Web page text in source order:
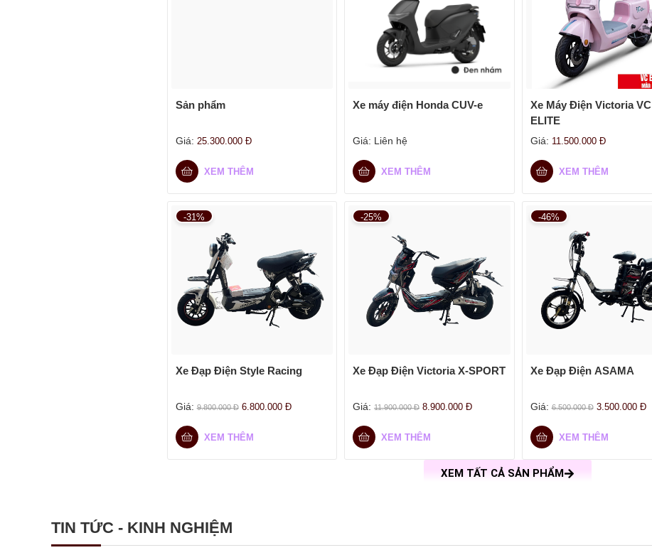
Sản phẩm
Giá: 25.300.000 Đ
XEM THÊM
Xe máy điện Honda CUV-e
Giá: Liên hệ
XEM THÊM
Xe Máy Điện Victoria VC
ELITE
Giá: 11.500.000 Đ
XEM THÊM
-31%
Xe Đạp Điện Style Racing
Giá:9.800.000Đ 6.800.000 Đ
XEM THÊM
-25%
Xe Đạp Điện Victoria X-SPORT
Giá:11.900.000Đ 8.900.000Đ
XEM THÊM
-46%
Xe Đạp Điện ASAMA
Giá:6.500.000Đ 3.500.000 Đ
XEM THÊM
XEM TẤT CẢ SẢN PHẨM
TIN TỨC - KINH NGHIỆM